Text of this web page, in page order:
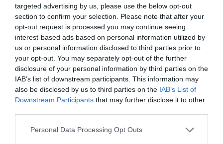
targeted advertising by us, please use the below opt-out
section to confirm your selection. Please note that after your
opt-out request is processed you may continue seeing
interest-based ads based on personal information utilized by
us or personal information disclosed to third parties prior to
your opt-out. You may separately opt-out of the further
disclosure of your personal information by third parties on the
IAB’s list of downstream participants. This information may
also be disclosed by us to third parties on the IAB’s List of
Downstream Participants that may further disclose it to other
Personal Data Processing Opt Outs
Bencelloa commenté :
14 octobre 2019 -
2 h 18 min
Comme à chaque fois que l’on émet une
quelconque réserve sur la Turquie et son
président autocrate, les adorateurs
d’Erdogan sortent leur vocabulaire
soutenu et fleuri. La démocratie et le
pluralisme ne font décidément pas partie
de leurs passions.
européenne envers son industrie, sans